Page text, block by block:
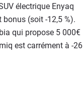
électrique Enyaq
(soit -12,5 %).
qui propose 5 000€
est carrément à -26